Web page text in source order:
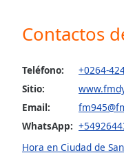
Beginning
window.
Escape
cancel
Contactos
Teléfono:
+0264-
Sitio:
Email:
WhatsApp:
Hora en Ciudad de